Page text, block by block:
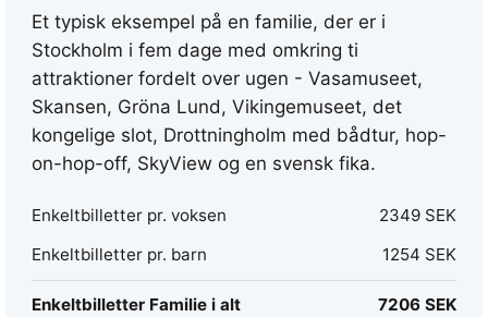
Et typisk eksempel på en familie, der er i
Stockholm i fem dage med omkring ti
attraktioner fordelt over ugen - Vasamuseet,
Skansen, Gröna Lund, Vikingemuseet, det
kongelige slot, Drottningholm med bådtur, hop-
on-hop-off, SkyView og en svensk fika.
Enkeltbilletter pr. voksen
2349 SEK
Enkeltbilletter pr. barn
1254 SEK
Enkeltbilletter Familie i alt
7206 SEK